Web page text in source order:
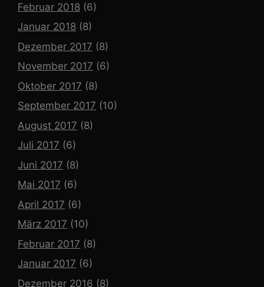
Februar 2018 (6)
Januar 2018 (8)
Dezember 2017 (8)
November 2017 (6)
Oktober 2017 (8)
September 2017 (10)
August 2017 (8)
Juli 2017 (6)
Juni 2017 (8)
Mai 2017 (6)
April 2017 (6)
März 2017 (10)
Februar 2017 (8)
Januar 2017 (6)
Dezember 2016 (8)